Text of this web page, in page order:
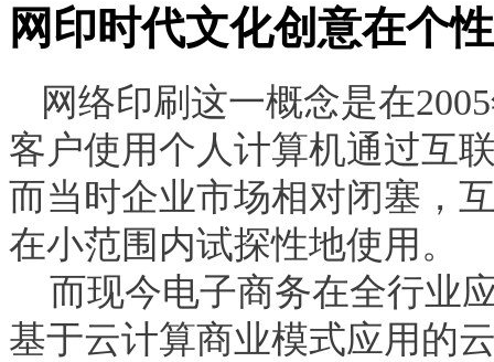
网印时代文化创意在个
网络印刷这一概念是在2005
客户使用个人计算机通过互
而当时企业市场相对闭塞，
在小范围内试探性地使用。
而现今电子商务在全行业
基于云计算商业模式应用的